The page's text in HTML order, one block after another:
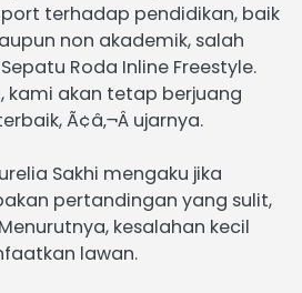
terhadap pendidikan, baik
non akademik, salah
Roda Inline Freestyle.
kami akan tetap berjuang
Ã¢â‚¬Â ujarnya.
Sakhi mengaku jika
pertandingan yang sulit,
kesalahan kecil
lawan.